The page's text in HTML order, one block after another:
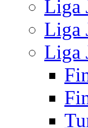
Liga
Liga
Liga